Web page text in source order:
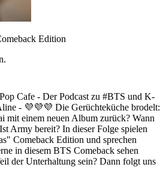
Edition
Cafe - Der Podcast zu #BTS und K-
- 💜💜💜 Die Gerüchteküche brodelt:
mit einem neuen Album zurück? Wann
Army bereit? In dieser Folge spielen
Comeback Edition und sprechen
in diesem BTS Comeback sehen
der Unterhaltung sein? Dann folgt uns